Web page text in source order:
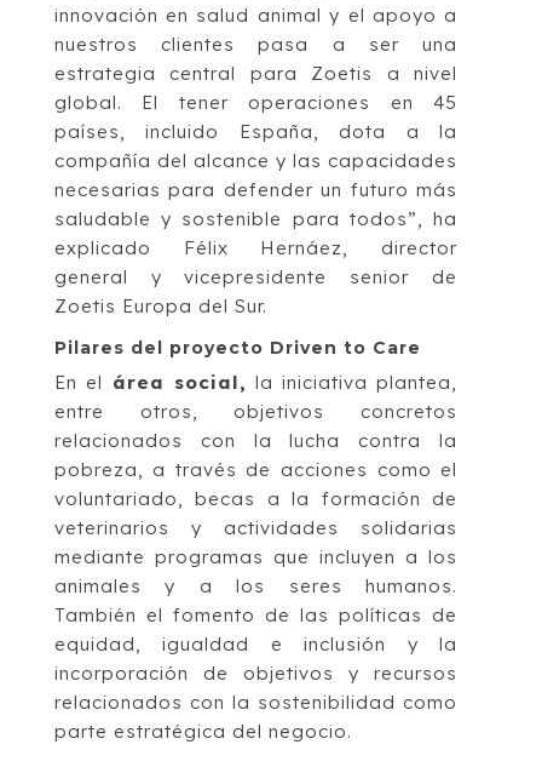
innovación en salud animal y el apoyo a
nuestros clientes pasa a ser una
estrategia central para Zoetis a nivel
global. El tener operaciones en 45
países, incluido España, dota a la
compañía del alcance y las capacidades
necesarias para defender un futuro más
saludable y sostenible para todos”, ha
explicado Félix Hernáez, director
general y vicepresidente senior de
Zoetis Europa del Sur.
Pilares del proyecto Driven to Care
En el área social, la iniciativa plantea,
entre otros, objetivos concretos
relacionados con la lucha contra la
pobreza, a través de acciones como el
voluntariado, becas a la formación de
veterinarios y actividades solidarias
mediante programas que incluyen a los
animales y a los seres humanos.
También el fomento de las políticas de
equidad, igualdad e inclusión y la
incorporación de objetivos y recursos
relacionados con la sostenibilidad como
parte estratégica del negocio.